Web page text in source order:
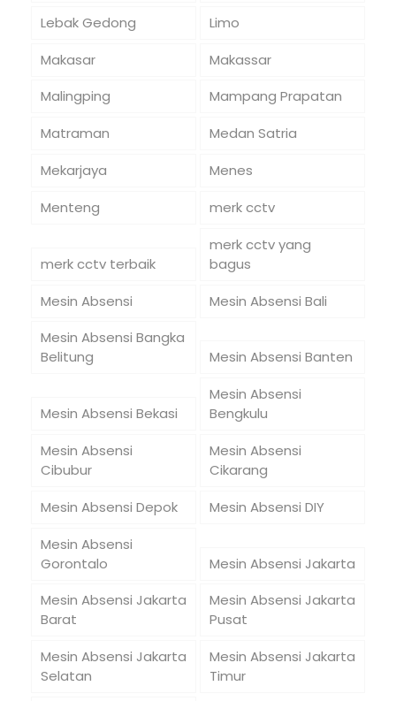
Lebak Gedong
Limo
Makasar
Makassar
Malingping
Mampang Prapatan
Matraman
Medan Satria
Mekarjaya
Menes
Menteng
merk cctv
merk cctv terbaik
merk cctv yang
bagus
Mesin Absensi
Mesin Absensi Bali
Mesin Absensi Bangka
Belitung
Mesin Absensi Banten
Mesin Absensi Bekasi
Mesin Absensi
Bengkulu
Mesin Absensi
Cibubur
Mesin Absensi
Cikarang
Mesin Absensi Depok
Mesin Absensi DIY
Mesin Absensi
Gorontalo
Mesin Absensi Jakarta
Mesin Absensi Jakarta
Barat
Mesin Absensi Jakarta
Pusat
Mesin Absensi Jakarta
Selatan
Mesin Absensi Jakarta
Timur